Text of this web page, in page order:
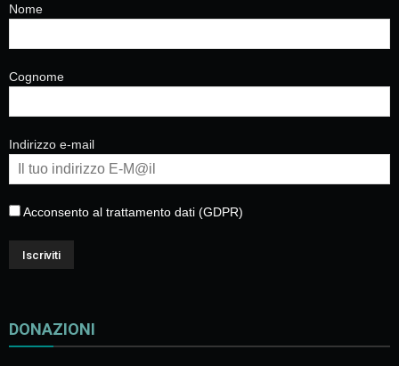
Nome
Cognome
Indirizzo e-mail
Acconsento al trattamento dati (GDPR)
DONAZIONI